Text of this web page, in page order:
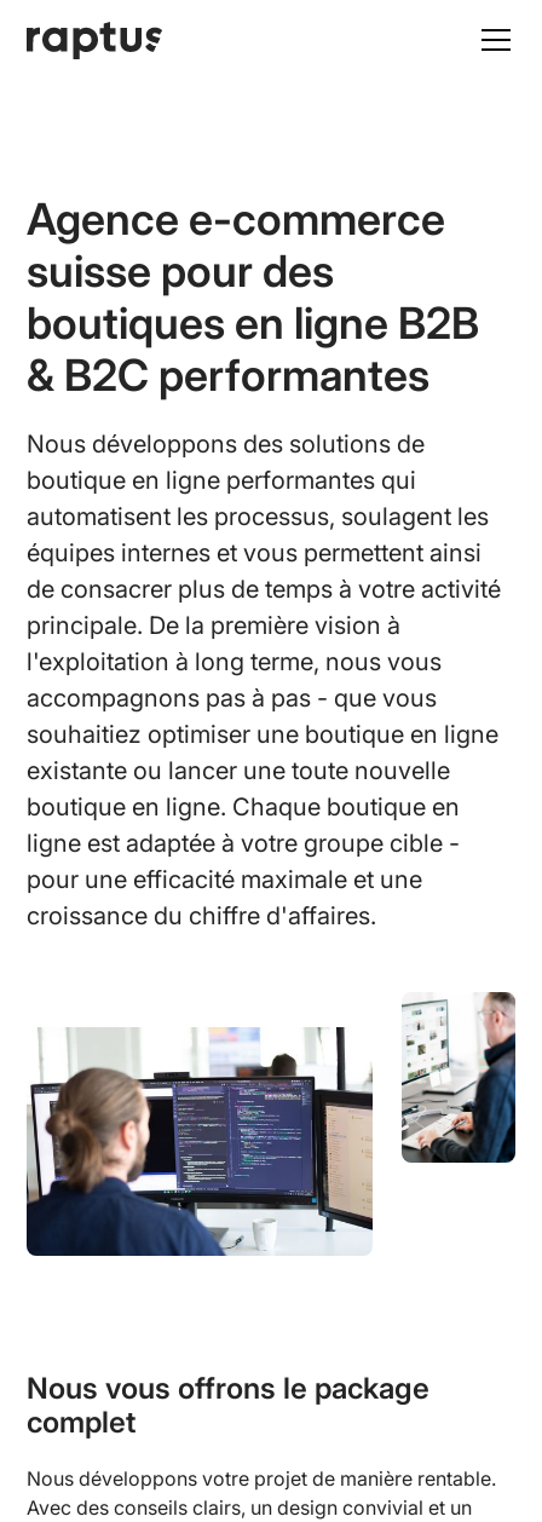
Agence e-commerce
suisse pour des
boutiques en ligne B2B
& B2C performantes
Nous développons des solutions de
boutique en ligne performantes qui
automatisent les processus, soulagent les
équipes internes et vous permettent ainsi
de consacrer plus de temps à votre activité
principale. De la première vision à
l'exploitation à long terme, nous vous
accompagnons pas à pas - que vous
souhaitiez optimiser une boutique en ligne
existante ou lancer une toute nouvelle
boutique en ligne. Chaque boutique en
ligne est adaptée à votre groupe cible -
pour une efficacité maximale et une
croissance du chiffre d'affaires.
Nous vous offrons le package
complet
Nous développons votre projet de manière rentable.
Avec des conseils clairs, un design convivial et un